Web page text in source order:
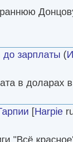
зарплаты (
в доларах
[Harpie
"Всё